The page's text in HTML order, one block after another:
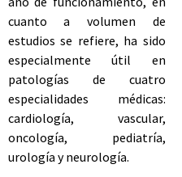
cuanto a volumen de
estudios se refiere, ha sido
especialmente útil en
patologías de cuatro
especialidades médicas:
cardiología, vascular,
oncología, pediatría,
urología y neurología.